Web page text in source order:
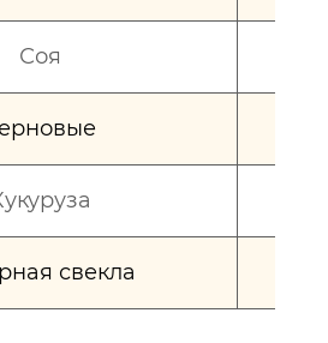
Соя
свекла